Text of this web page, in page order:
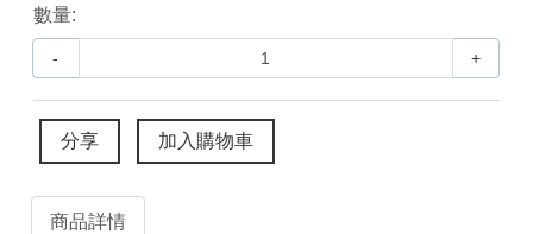
數量:
- +
分享 加入購物車
商品詳情